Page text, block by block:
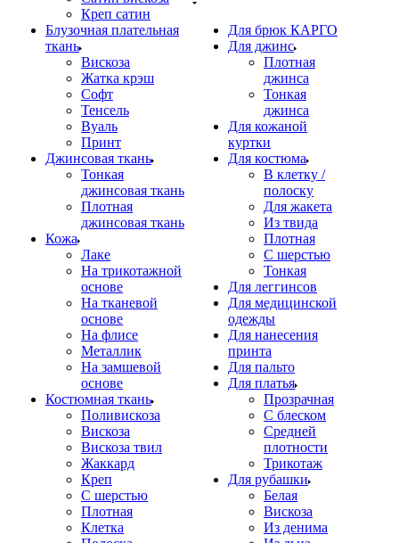
Креп сатин
Блузочная плательная
ткань
Вискоза
Жатка крэш
Софт
Тенсель
Вуаль
Принт
Джинсовая ткань
Тонкая
джинсовая ткань
Плотная
джинсовая ткань
Кожа
Лаке
На трикотажной
основе
На тканевой
основе
На флисе
Металлик
На замшевой
основе
Костюмная ткань
Поливискоза
Вискоза
Вискоза твил
Жаккард
Креп
С шерстью
Плотная
Клетка
Для брюк КАРГО
Для джинс
Плотная
джинса
Тонкая
джинса
Для кожаной
куртки
Для костюма
В клетку /
полоску
Для жакета
Из твида
Плотная
С шерстью
Тонкая
Для леггинсов
Для медицинской
одежды
Для нанесения
принта
Для пальто
Для платья
Прозрачная
С блеском
Средней
плотности
Трикотаж
Для рубашки
Белая
Вискоза
Из денима